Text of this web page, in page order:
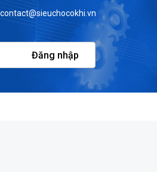
contact@sieuchocokhi.vn
Đăng nhập